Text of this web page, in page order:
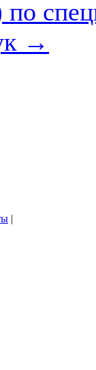
по
→
|